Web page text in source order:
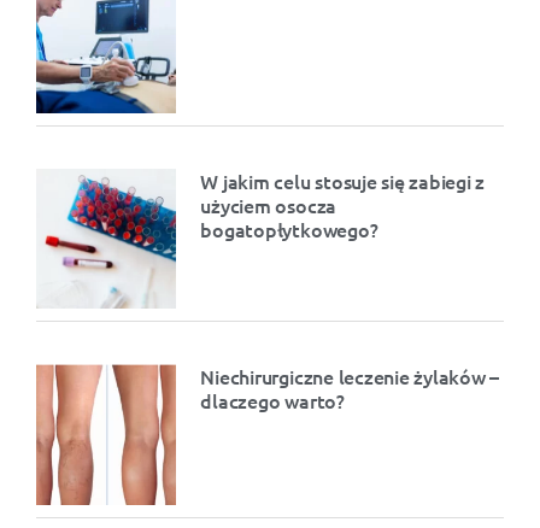
W jakim celu stosuje się zabiegi z
użyciem osocza
bogatopłytkowego?
Niechirurgiczne leczenie żylaków –
dlaczego warto?